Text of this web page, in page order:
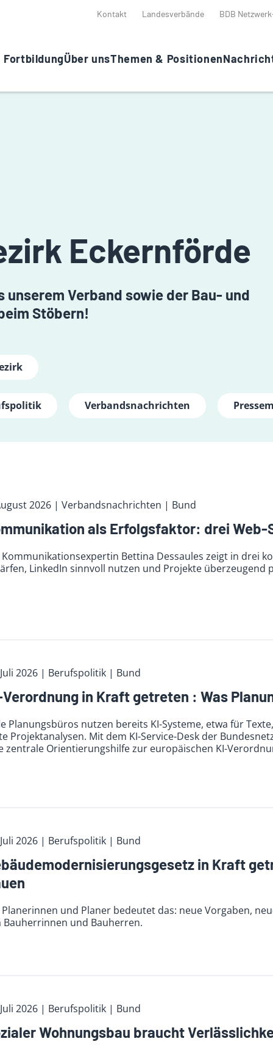
Kontakt Landesverbände BDB
FortbildungÜber unsThemen & Positionen
Eckernförde
unserem Verband sowie der Bau- und
Stöbern!
Verbandsnachrichten
2026 | Verbandsnachrichten | Bund
als Erfolgsfaktor: drei Web-
Kommunikationsexpertin Bettina Dessaules zeigt in drei
LinkedIn sinnvoll nutzen und Projekte überzeugend
2026 | Berufspolitik | Bund
in Kraft getreten : Was
Planungsbüros nutzen bereits KI-Systeme, etwa für
Projektanalysen. Mit dem KI-Service-Desk der
zentrale Orientierungshilfe zur europäischen KI-
2026 | Berufspolitik | Bund
in Kraft
Planerinnen und Planer bedeutet das: neue Vorgaben,
Bauherrinnen und Bauherren.
2026 | Berufspolitik | Bund
Wohnungsbau braucht